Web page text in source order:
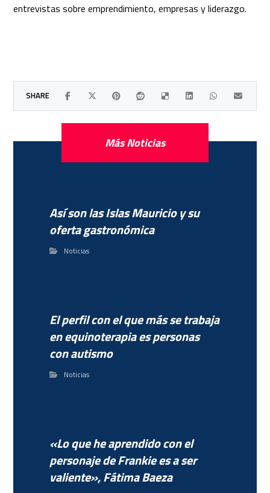
entrevistas sobre emprendimiento, empresas y liderazgo.
Más Noticias
Así son las Islas Mauricio y su
oferta gastronómica
Noticias
El perfil con el que más se trabaja
en equinoterapia es personas
con autismo
Noticias
«Lo que he aprendido con el
personaje de Frankie es a ser
valiente», Fátima Baeza